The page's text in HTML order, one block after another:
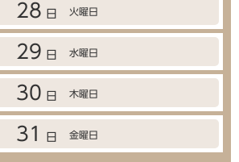
28 日 火曜日
29 日 水曜日
30 日 木曜日
31 日 金曜日